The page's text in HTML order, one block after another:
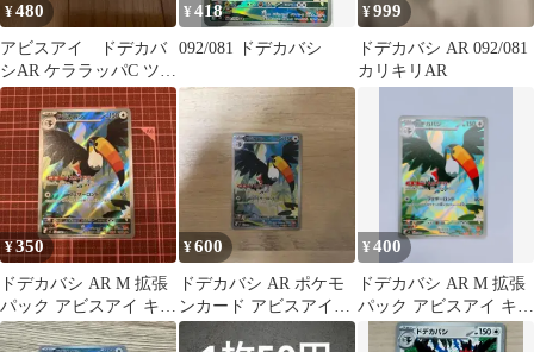
¥480
アビスアイ ドデカバ
シAR ケララッパC ツツ
ケラC 092/081
¥418
092/081 ドデカバシ
¥999
ドデカバシ AR 092/081
カリキリAR
¥350
ドデカバシ AR M 拡張
パック アビスアイ キラ
092/081アートレア
¥600
ドデカバシ AR ポケモ
ンカード アビスアイ
092/081
¥400
ドデカバシ AR M 拡張
パック アビスアイ キラ
092/081